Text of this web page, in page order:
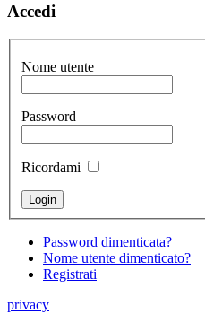
Accedi
Nome utente
Password
Ricordami
Password dimenticata?
Nome utente dimenticato?
Registrati
privacy